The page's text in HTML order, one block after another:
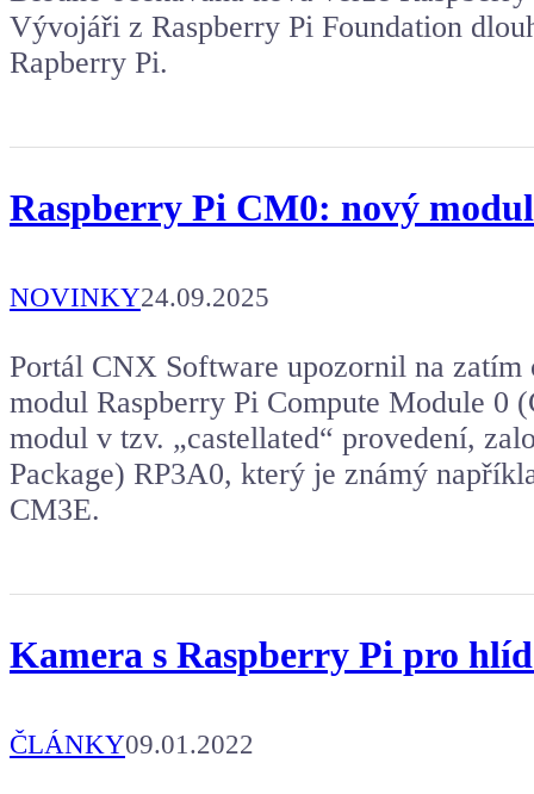
Vývojáři z Raspberry Pi Foundation
Rapberry Pi.
Raspberry Pi CM0: nový
NOVINKY24.09.2025
Portál CNX Software upozornil na zatím
modul Raspberry Pi Compute Module 0
modul v tzv. „castellated“ provedení,
Package) RP3A0, který je známý
CM3E.
Kamera s Raspberry Pi pro
ČLÁNKY09.01.2022